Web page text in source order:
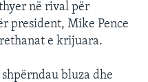
në rival për
president, Mike Pence
e krijuara.
bluza dhe